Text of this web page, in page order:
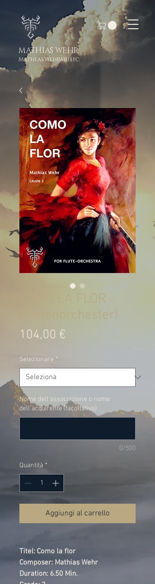
MATHIAS WEHR
MathiasWehrMusic
COMO LA FLOR
(Flötenorchester)
104,00 €
Selezionare *
Nome dell'associazione o nome
dell'acquirente (facoltativo)
0/500
Quantità *
Aggiungi al carrello
Titel: Como la flor
Composer: Mathias Wehr
Duration: 6.50 Min.